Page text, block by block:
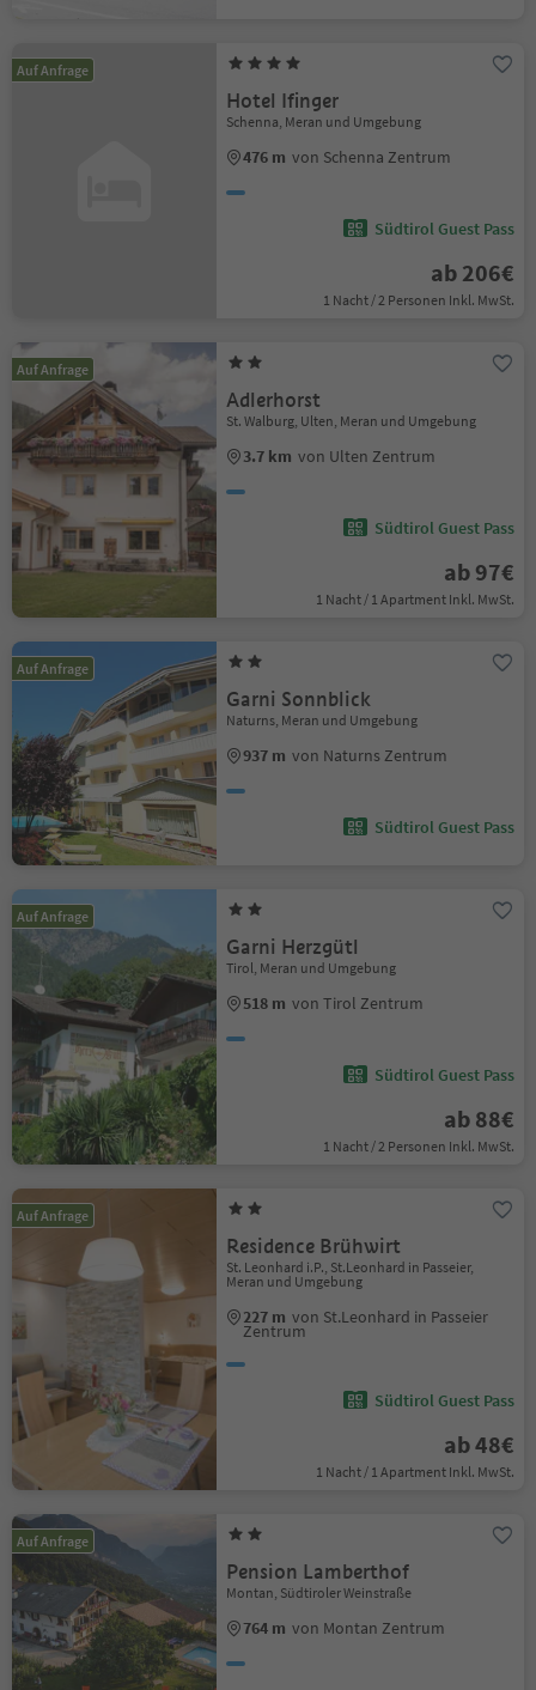
Auf Anfrage
Hotel Ifinger
Schenna, Meran und Umgebung
476 m von Schenna Zentrum
Südtirol Guest Pass
ab 206€
1 Nacht / 2 Personen Inkl. MwSt.
Auf Anfrage
Adlerhorst
St. Walburg, Ulten, Meran und Umgebung
3.7 km von Ulten Zentrum
Südtirol Guest Pass
ab 97€
1 Nacht / 1 Apartment Inkl. MwSt.
Auf Anfrage
Garni Sonnblick
Naturns, Meran und Umgebung
937 m von Naturns Zentrum
Südtirol Guest Pass
Auf Anfrage
Garni Herzgütl
Tirol, Meran und Umgebung
518 m von Tirol Zentrum
Südtirol Guest Pass
ab 88€
1 Nacht / 2 Personen Inkl. MwSt.
Auf Anfrage
Residence Brühwirt
St. Leonhard i.P., St.Leonhard in Passeier,
Meran und Umgebung
227 m von St.Leonhard in Passeier
Zentrum
Südtirol Guest Pass
ab 48€
1 Nacht / 1 Apartment Inkl. MwSt.
Auf Anfrage
Pension Lamberthof
Montan, Südtiroler Weinstraße
764 m von Montan Zentrum